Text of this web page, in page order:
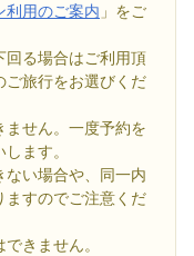
用のご案内 」をご
回る場合はご利用頂
ご旅行をお選びくだ
ません。一度予約を
ます。
ない場合や、同一内
ますのでご注意くだ
きません。